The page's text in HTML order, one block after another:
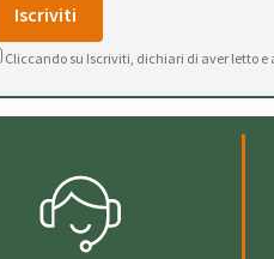
Cliccando su Iscriviti, dichiari di aver letto